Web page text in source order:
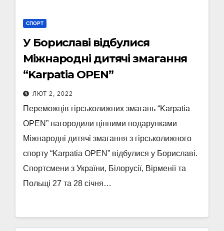
СПОРТ
У Бориславі відбулися
Міжнародні дитячі змагання
“Karpatia OPEN”
ЛЮТ 2, 2022
Переможців гірськолижних змагань “Karpatia
OPEN” нагородили цінними подарунками
Міжнародні дитячі змагання з гірськолижного
спорту “Karpatia OPEN” відбулися у Бориславі.
Спортсмени з України, Білорусії, Вірменії та
Польщі 27 та 28 січня…